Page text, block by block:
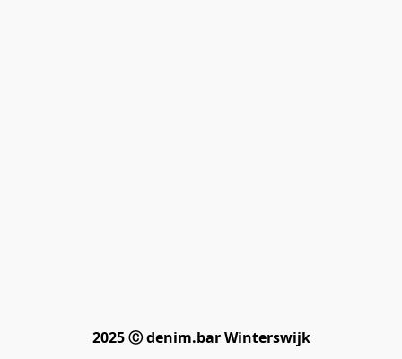
2025 Ⓒ denim.bar Winterswijk